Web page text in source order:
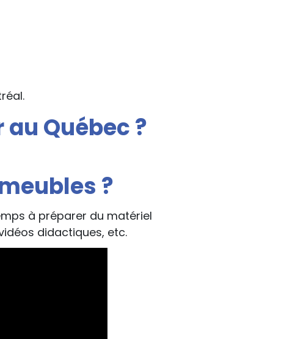
Québec ?
?
à préparer du matériel
didactiques, etc.